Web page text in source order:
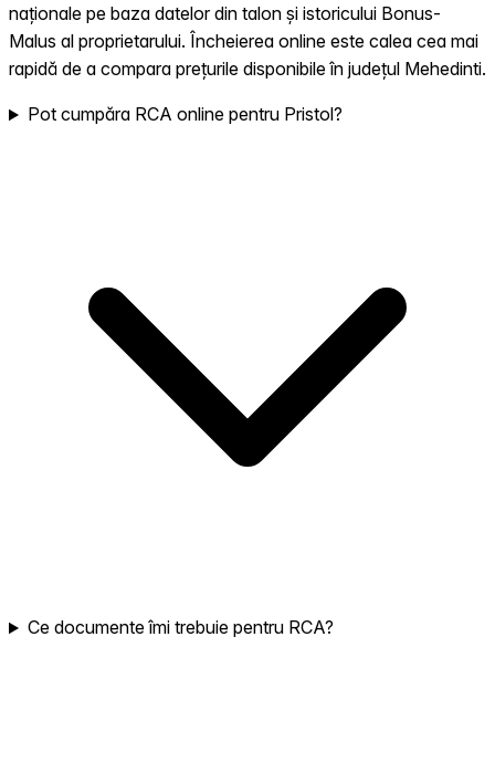
naționale pe baza datelor din talon și istoricului Bonus-
Malus al proprietarului. Încheierea online este calea cea mai
rapidă de a compara prețurile disponibile în județul Mehedinti.
Pot cumpăra RCA online pentru Pristol?
Ce documente îmi trebuie pentru RCA?